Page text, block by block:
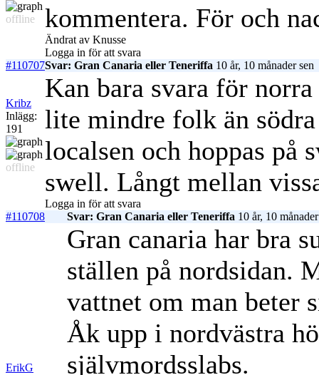
offline
kommentera. För och
Ändrat av Knusse
Logga in för att svara
#110707Svar: Gran Canaria eller Teneriffa 10 år, 10 månader sen
Kribz
Inlägg:
191
offline
Kan bara svara för
lite mindre folk än
localsen och hoppas på
swell. Långt mellan
Logga in för att svara
#110708
Svar: Gran Canaria eller Teneriffa 10 år, 10
ErikG
Gran canaria har bra
ställen på nordsidan.
vattnet om man beter
Åk upp i nordvästra
självmordsslabs.